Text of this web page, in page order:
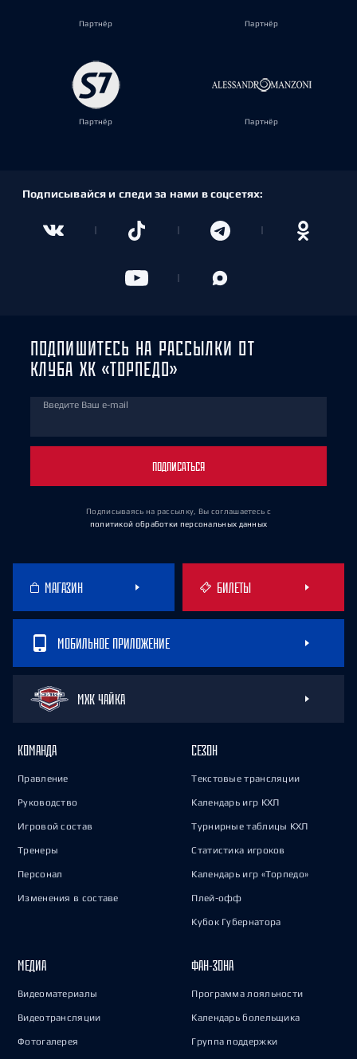
Партнёр Партнёр
Партнёр Партнёр
Подписывайся и следи за нами в соцсетях:
ПОДПИШИТЕСЬ НА РАССЫЛКИ ОТ
КЛУБА ХК «ТОРПЕДО»
Введите Ваш e-mail
ПОДПИСАТЬСЯ
Подписываясь на рассылку, Вы соглашаетесь с
политикой обработки персональных данных
МАГАЗИН БИЛЕТЫ
МОБИЛЬНОЕ ПРИЛОЖЕНИЕ
МХК ЧАЙКА
КОМАНДА
Правление
Руководство
Игровой состав
Тренеры
Персонал
Изменения в составе
СЕЗОН
Текстовые трансляции
Календарь игр КХЛ
Турнирные таблицы КХЛ
Статистика игроков
Календарь игр «Торпедо»
Плей-офф
Кубок Губернатора
МЕДИА
Видеоматериалы
Видеотрансляции
Фотогалерея
ФАН-ЗОНА
Программа лояльности
Календарь болельщика
Группа поддержки